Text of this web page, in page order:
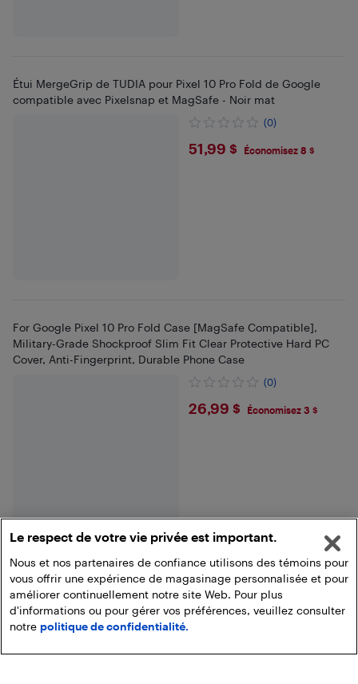
Étui MergeGrip de TUDIA pour Pixel 10 Pro Fold de Google
compatible avec Pixelsnap et MagSafe - Noir mat
(0)
$51.99
51,99 $ Économisez 8 $
For Google Pixel 10 Pro Fold Case [MagSafe Compatible],
Military-Grade Shockproof Slim Fit Clear Protective Hard PC
Cover, Anti-Fingerprint, Durable Phone Case
(0)
$26.99
26,99 $ Économisez 3 $
Fin des résultats
Le respect de votre vie privée est important.
Nous et nos partenaires de confiance utilisons des témoins pour
vous offrir une expérience de magasinage personnalisée et pour
améliorer continuellement notre site Web. Pour plus
d'informations ou pour gérer vos préférences, veuillez consulter
notre politique de confidentialité.